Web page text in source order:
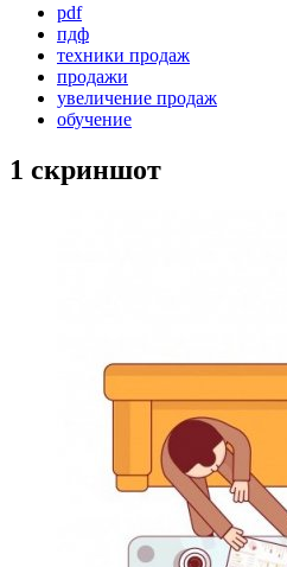
pdf
пдф
техники продаж
продажи
увеличение продаж
обучение
1 скриншот